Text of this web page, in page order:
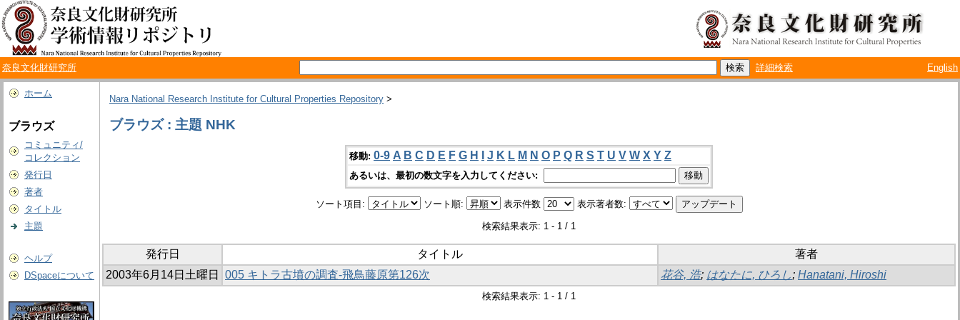
奈良文化財研究所 詳細検索 English
ホーム
ブラウズ
コミュニティ/
コレクション
発行日
著者
タイトル
主題
ヘルプ
DSpaceについて
Nara National Research Institute for Cultural Properties Repository >
ブラウズ : 主題 NHK
移動: 0-9 A B C D E F G H J K L M N O P Q R S T U V W X Y Z
あるいは、最初の数文字を入力してください:
ソート項目: ソート順: 表示件数 表示著者数:
検索結果表示: 1 - 1 / 1
発行日 タイトル
著者
2003年6月14日土曜日
005 キトラ古墳の調査-飛鳥藤原第126次 花谷, 浩; はなたに, ひろし; Hanatani, Hiroshi
検索結果表示: 1 - 1 / 1